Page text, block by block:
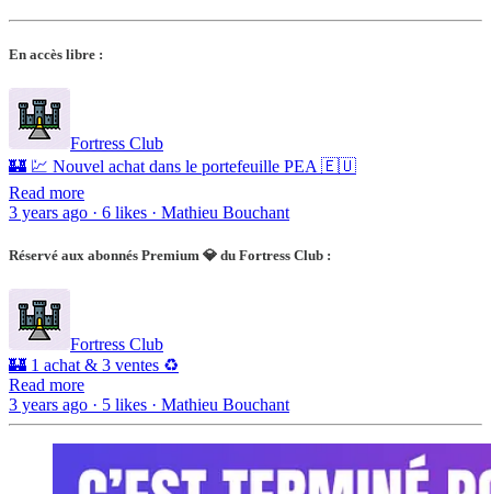
En accès libre :
Fortress Club
🏰 💹 Nouvel achat dans le portefeuille PEA 🇪🇺
Read more
3 years ago · 6 likes · Mathieu Bouchant
Réservé aux abonnés Premium 💎 du Fortress Club :
Fortress Club
🏰 1 achat & 3 ventes ♻️
Read more
3 years ago · 5 likes · Mathieu Bouchant